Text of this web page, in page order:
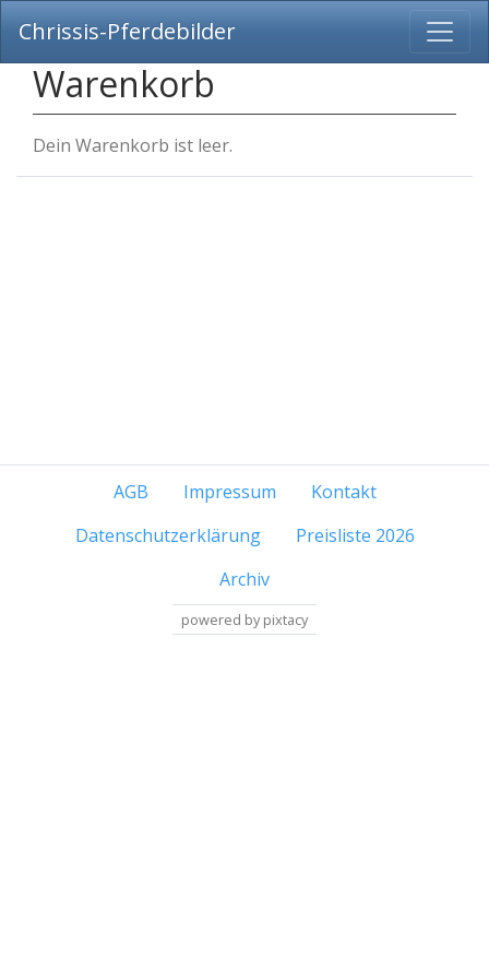
Chrissis-Pferdebilder
Warenkorb
Dein Warenkorb ist leer.
AGB Impressum
Kontakt
Datenschutzerklärung
Preisliste 2026
Archiv
powered by pixtacy